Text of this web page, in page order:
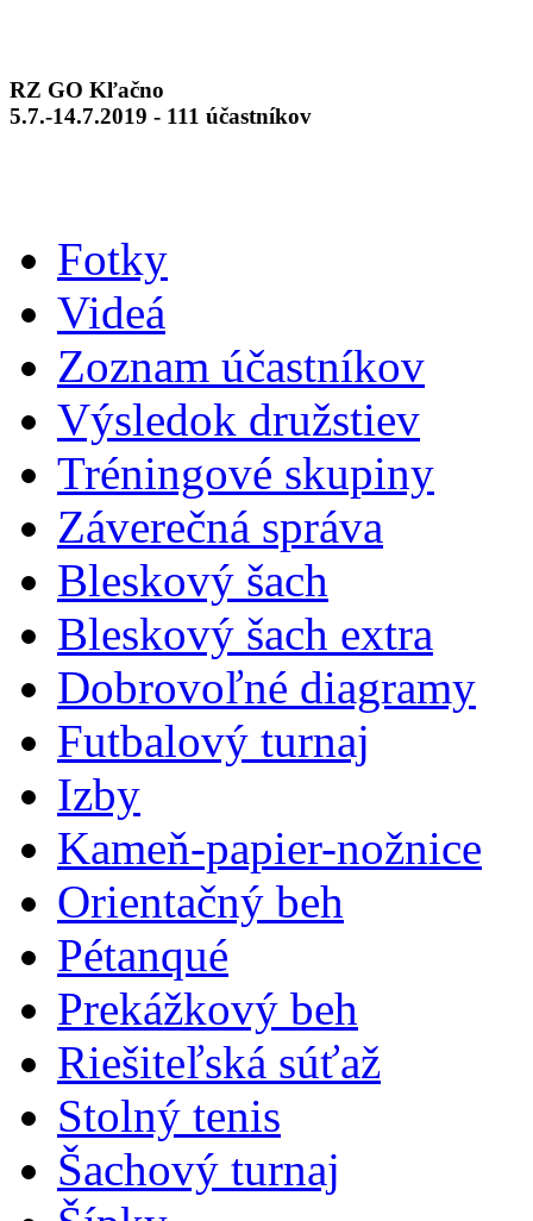
RZ GO Kľačno
5.7.-14.7.2019 - 111 účastníkov
Fotky
Videá
Zoznam účastníkov
Výsledok družstiev
Tréningové skupiny
Záverečná správa
Bleskový šach
Bleskový šach extra
Dobrovoľné diagramy
Futbalový turnaj
Izby
Kameň-papier-nožnice
Orientačný beh
Pétanqué
Prekážkový beh
Riešiteľská súťaž
Stolný tenis
Šachový turnaj